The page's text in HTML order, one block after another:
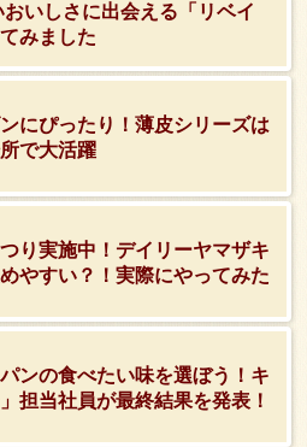
いしさに出会える「リベイ
みました
にぴったり！薄皮シリーズは
で大活躍
り実施中！デイリーヤマザキ
やすい？！実際にやってみた
パンの食べたい味を選ぼう！キ
担当社員が最終結果を発表！